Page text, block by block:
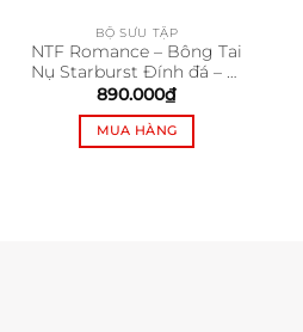
BỘ SƯU TẬP
NTF Romance – Bông Tai
Nụ Starburst Đính đá – E-
NO1016
890.000₫
MUA HÀNG